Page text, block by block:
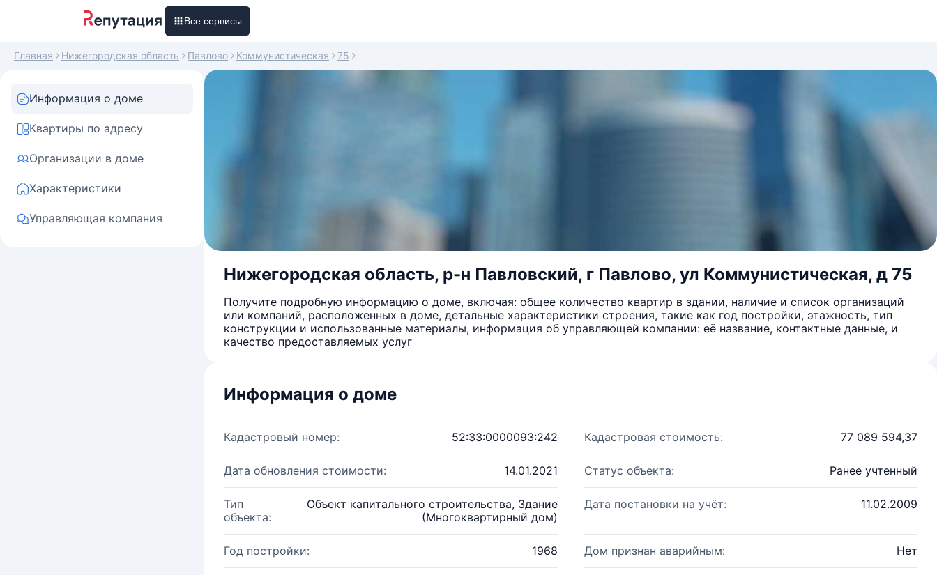
Все сервисы
Главная Нижегородская область Павлово Коммунистическая 75
Информация о доме
Квартиры по адресу
Организации в доме
Характеристики
Управляющая компания
Нижегородская область, р-н Павловский, г Павлово, ул Коммунистическая, д 75
Получите подробную информацию о доме, включая: общее количество квартир в здании, наличие и список организаций
или компаний, расположенных в доме, детальные характеристики строения, такие как год постройки, этажность, тип
конструкции и использованные материалы, информация об управляющей компании: её название, контактные данные, и
качество предоставляемых услуг
Информация о доме
Кадастровый номер: 52:33:0000093:242 Кадастровая стоимость: 77 089 594,37
Дата обновления стоимости: 14.01.2021 Статус объекта: Ранее учтенный
Тип
объекта:
Объект капитального строительства, Здание
(Многоквартирный дом)
Дата постановки на учёт: 11.02.2009
Год постройки: 1968 Дом признан аварийным: Нет